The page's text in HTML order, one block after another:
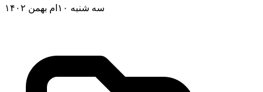
سه شنبه ۱۰ام بهمن ۱۴۰۲